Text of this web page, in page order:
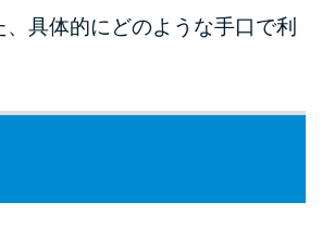
具体的にどのような手口で利